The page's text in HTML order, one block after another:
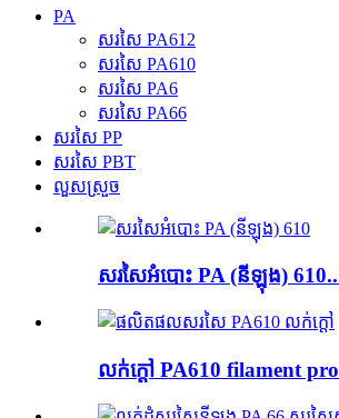
PA
សរសៃ PA612
សរសៃ PA610
សរសៃ PA6
សរសៃ PA66
សរសៃ PP
សរសៃ PBT
លួសស្រួច
សរសៃអំបោះ PA (នីឡុង)
លក់ក្តៅ PA610 filament